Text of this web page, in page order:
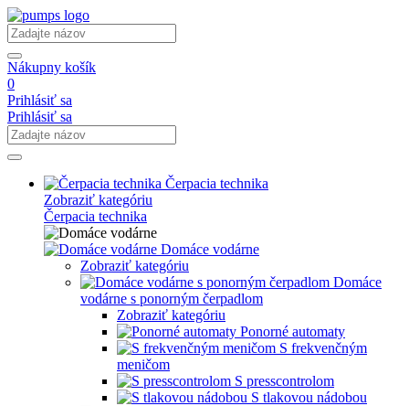
Nákupny košík
0
Prihlásiť sa
Prihlásiť sa
Čerpacia technika
Zobraziť kategóriu
Čerpacia technika
Domáce vodárne
Zobraziť kategóriu
Domáce
vodárne s ponorným čerpadlom
Zobraziť kategóriu
Ponorné automaty
S frekvenčným
meničom
S presscontrolom
S tlakovou nádobou